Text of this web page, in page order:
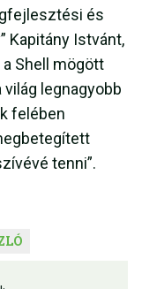
és
Kapitány Istvánt,
Shell mögött
világ legnagyobb
felében
tenni”.